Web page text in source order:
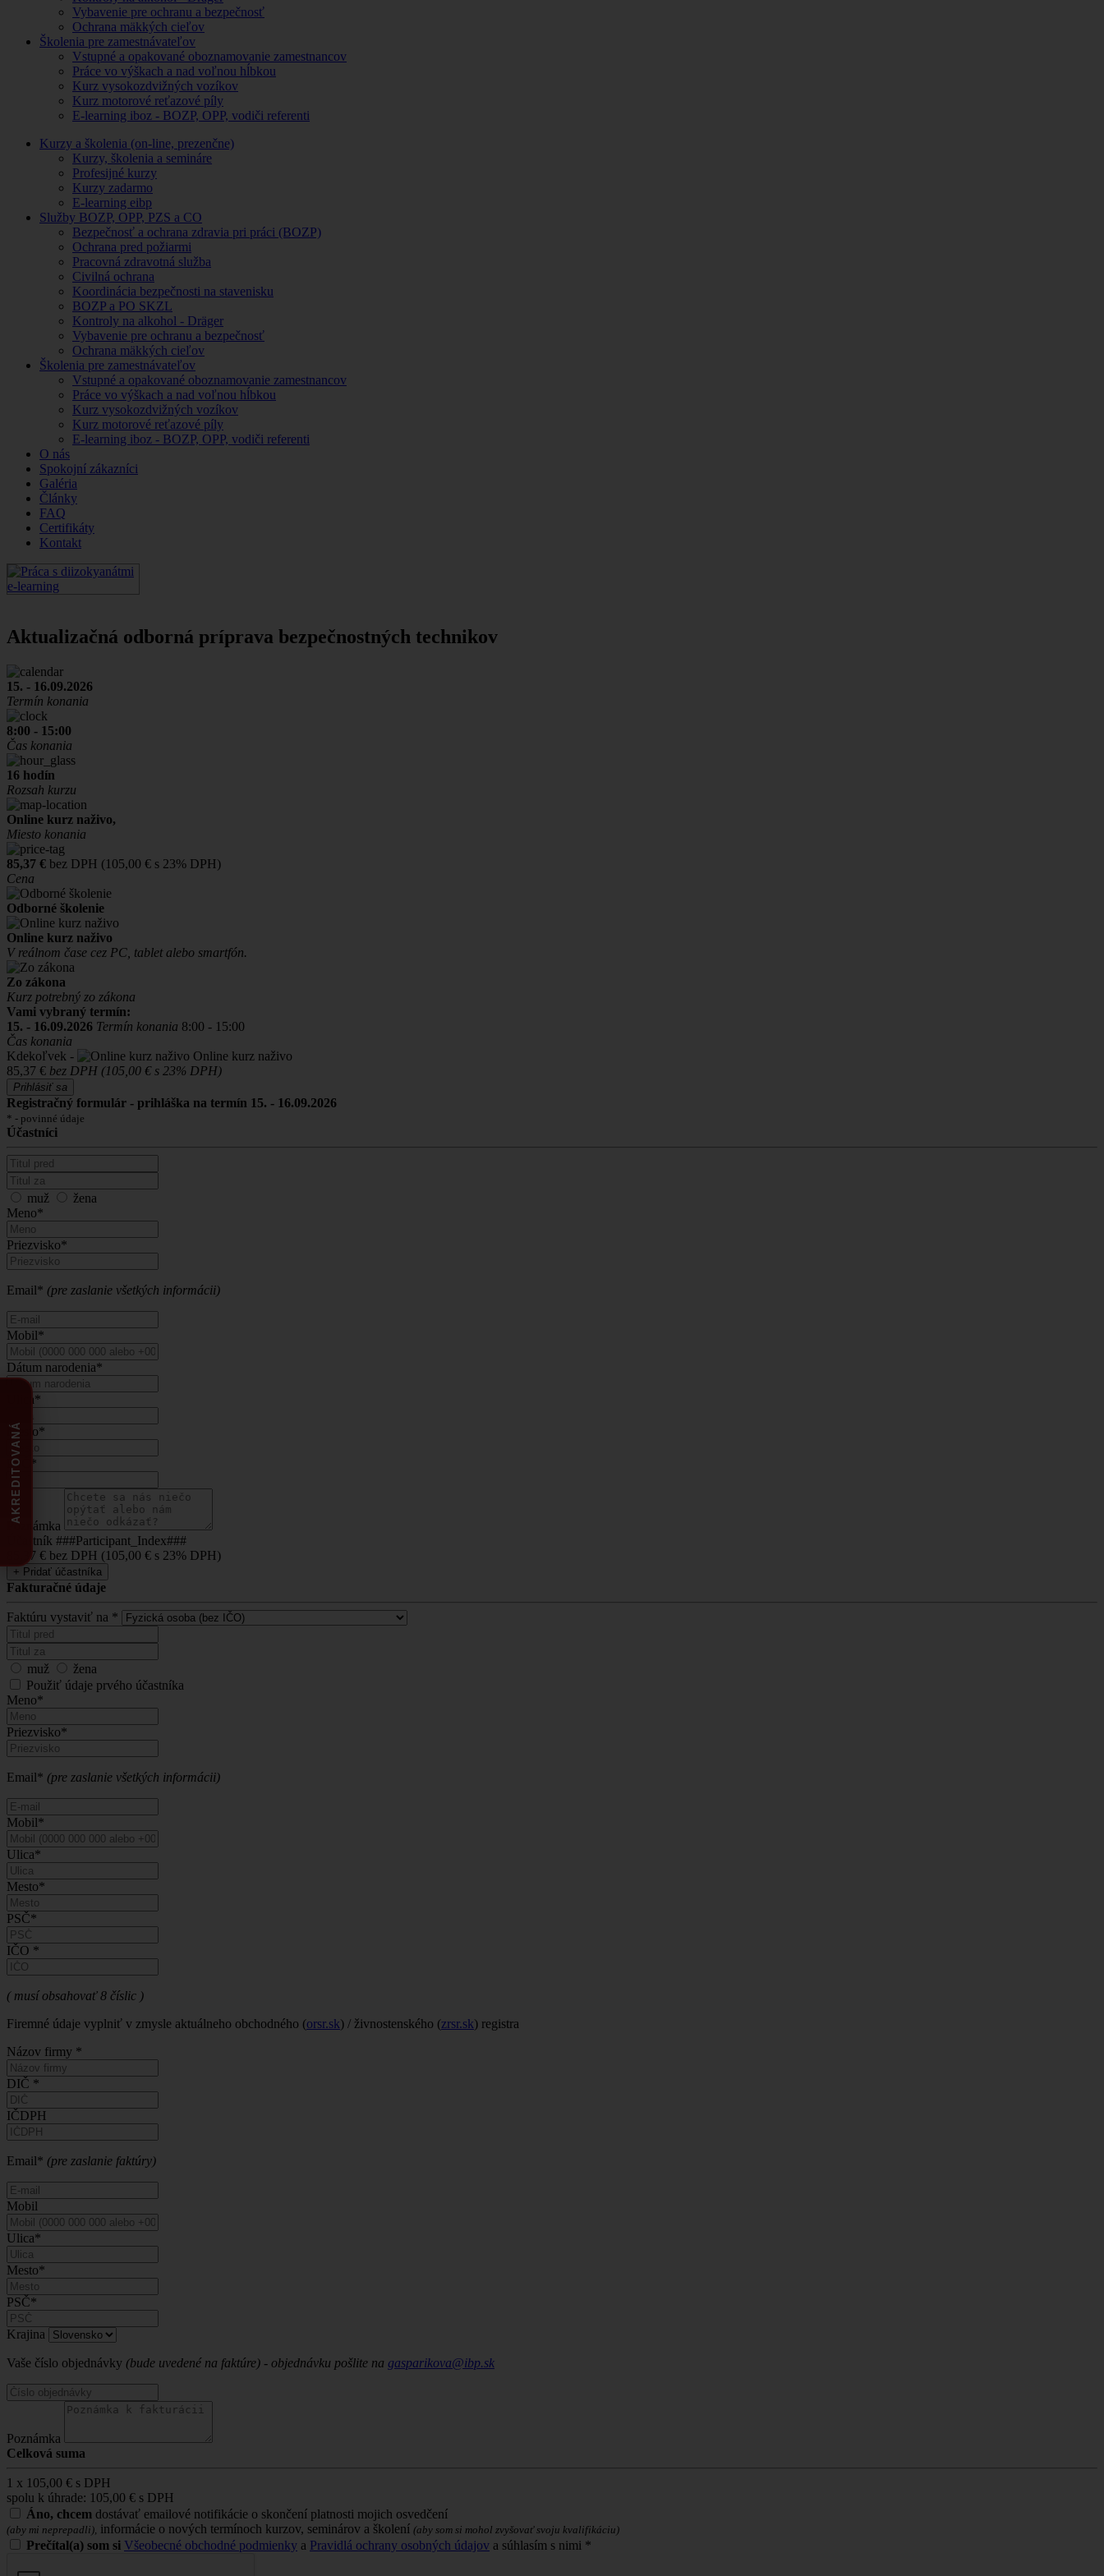
Vybavenie pre ochranu a bezpečnosť
Ochrana mäkkých cieľov
Školenia pre zamestnávateľov
Vstupné a opakované oboznamovanie zamestnancov
Práce vo výškach a nad voľnou hĺbkou
Kurz vysokozdvižných vozíkov
Kurz motorové reťazové píly
E-learning iboz - BOZP, OPP, vodiči referenti
Kurzy a školenia (on-line, prezenčne)
Kurzy, školenia a semináre
Profesijné kurzy
Kurzy zadarmo
E-learning eibp
Služby BOZP, OPP, PZS a CO
Bezpečnosť a ochrana zdravia pri práci (BOZP)
Ochrana pred požiarmi
Pracovná zdravotná služba
Civilná ochrana
Koordinácia bezpečnosti na stavenisku
BOZP a PO SKZL
Kontroly na alkohol - Dräger
Vybavenie pre ochranu a bezpečnosť
Ochrana mäkkých cieľov
Školenia pre zamestnávateľov
Vstupné a opakované oboznamovanie zamestnancov
Práce vo výškach a nad voľnou hĺbkou
Kurz vysokozdvižných vozíkov
Kurz motorové reťazové píly
E-learning iboz - BOZP, OPP, vodiči referenti
O nás
Spokojní zákazníci
Galéria
Články
FAQ
Certifikáty
Kontakt
Aktualizačná odborná príprava bezpečnostných technikov
15. - 16.09.2026
Termín konania
8:00 - 15:00
Čas konania
16 hodín
Rozsah kurzu
Online kurz naživo,
Miesto konania
85,37 € bez DPH (105,00 € s 23% DPH)
Cena
Odborné školenie
Online kurz naživo
V reálnom čase cez PC, tablet alebo smartfón.
Zo zákona
Kurz potrebný zo zákona
Vami vybraný termín:
15. - 16.09.2026 Termín konania 8:00 - 15:00
Čas konania
Kdekoľvek -
Online kurz naživo
85,37 € bez DPH (105,00 € s 23% DPH)
Prihlásiť sa
Registračný formulár - prihláška na termín 15. - 16.09.2026
* - povinné údaje
Účastníci
muž
žena
Meno*
Priezvisko*
Email* (pre zaslanie všetkých informácii)
Mobil*
Dátum narodenia*
Ulica*
Mesto*
PSČ*
Poznámka
Účastník ###Participant_Index###
85,37 € bez DPH (105,00 € s 23% DPH)
+ Pridať účastníka
Fakturačné údaje
Faktúru vystaviť na *
muž
žena
Použiť údaje prvého účastníka
Meno*
Priezvisko*
Email* (pre zaslanie všetkých informácii)
Mobil*
Ulica*
Mesto*
PSČ*
IČO *
( musí obsahovať 8 číslic )
Firemné údaje vyplniť v zmysle aktuálneho obchodného (orsr.sk) / živnostenského (zrsr.sk) registra
Názov firmy *
DIČ *
IČDPH
Email* (pre zaslanie faktúry)
Mobil
Ulica*
Mesto*
PSČ*
Krajina
Vaše číslo objednávky (bude uvedené na faktúre) - objednávku pošlite na gasparikova@ibp.sk
Poznámka
Celková suma
1 x 105,00 € s DPH
spolu k úhrade: 105,00 € s DPH
Áno, chcem dostávať emailové notifikácie o skončení platnosti mojich osvedčení
(aby mi neprepadli), informácie o nových termínoch kurzov, seminárov a školení (aby som si mohol zvyšovať svoju kvalifikáciu)
Prečítal(a) som si Všeobecné obchodné podmienky a Pravidlá ochrany osobných údajov a súhlasím s nimi *
AKREDITOVANÁ